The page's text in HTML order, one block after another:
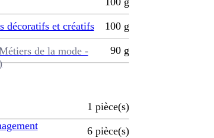
décoratifs et créatifs
de la mode -
100 g
90 g
1 pièce(s)
6 pièce(s)